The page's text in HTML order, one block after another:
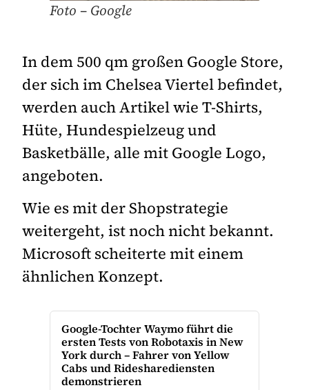
Foto – Google
In dem 500 qm großen Google Store,
der sich im Chelsea Viertel befindet,
werden auch Artikel wie T-Shirts,
Hüte, Hundespielzeug und
Basketbälle, alle mit Google Logo,
angeboten.
Wie es mit der Shopstrategie
weitergeht, ist noch nicht bekannt.
Microsoft scheiterte mit einem
ähnlichen Konzept.
Google-Tochter Waymo führt die
ersten Tests von Robotaxis in New
York durch – Fahrer von Yellow
Cabs und Ridesharediensten
demonstrieren